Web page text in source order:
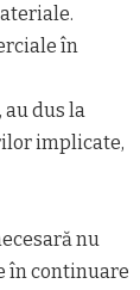
în
dus la
implicate,
nu
în continuare